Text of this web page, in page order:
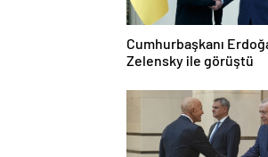
Cumhurbaşkanı
Zelensky ile görüştü